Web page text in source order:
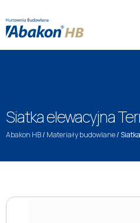
Siatka elewacyjna
Abakon HB/ Materiały budowlane/